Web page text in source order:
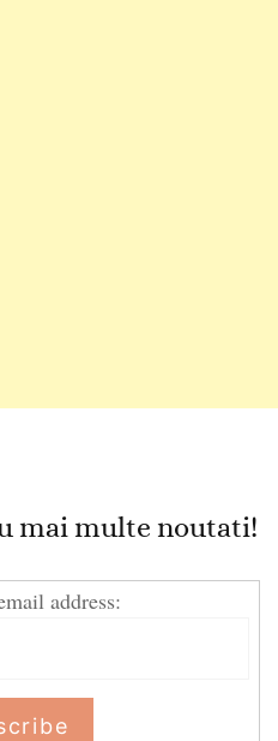
mai multe noutati!
address: